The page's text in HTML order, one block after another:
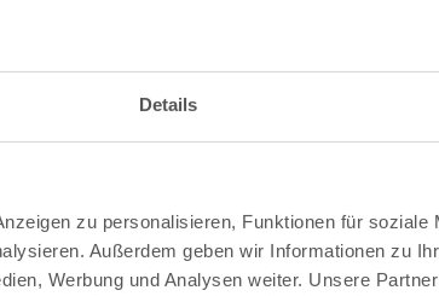
Details
zu personalisieren, Funktionen für soziale
Außerdem geben wir Informationen zu
Werbung und Analysen weiter. Unsere